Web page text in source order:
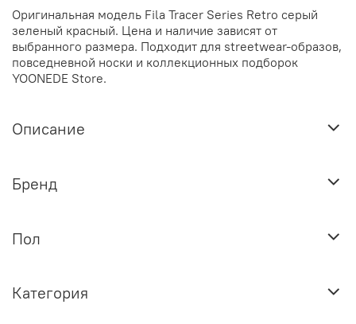
Оригинальная модель Fila Tracer Series Retro серый
зеленый красный. Цена и наличие зависят от
выбранного размера. Подходит для streetwear-образов,
повседневной носки и коллекционных подборок
YOONEDE Store.
Описание
Бренд
Пол
Категория